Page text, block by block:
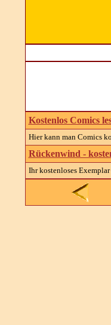
Kostenlos Comics
Hier kann man Comics
Rückenwind -
Ihr kostenloses